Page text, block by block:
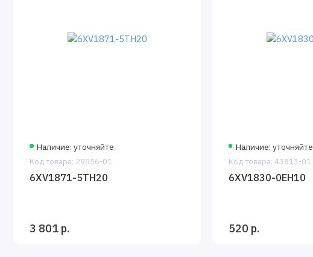
Наличие: уточняйте
Код товара: 29856-01
6XV1871-5TH20
3 801 р.
Наличие: уточняйте
Код товара: 43813-01
6XV1830-0EH10
520 р.